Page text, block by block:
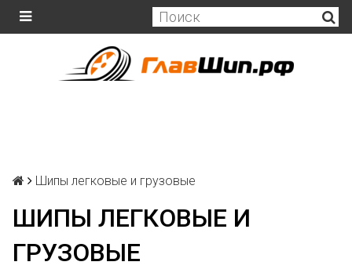
Шипы легковые и грузовые
ШИПЫ ЛЕГКОВЫЕ И
ГРУЗОВЫЕ